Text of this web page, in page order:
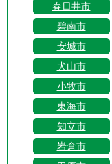
春日井市
碧南市
安城市
犬山市
小牧市
東海市
知立市
岩倉市